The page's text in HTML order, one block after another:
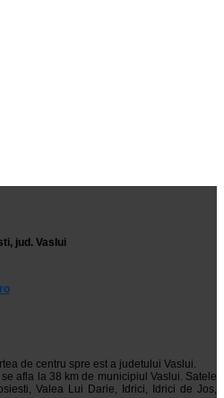
jud. Vaslui
de centru spre est a judetului Vaslui.
afla la 38 km de municipiul Vaslui. Satele
Valea Lui Darie, Idrici, Idrici de Jos,